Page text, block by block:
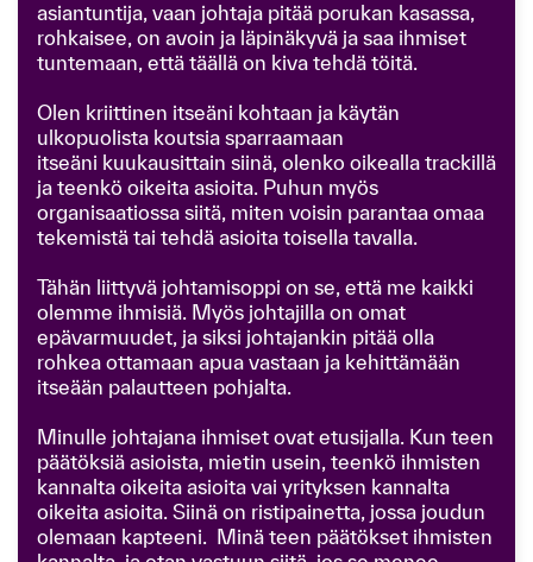
asiantuntija, vaan johtaja pitää porukan kasassa,
rohkaisee, on avoin ja läpinäkyvä ja saa ihmiset
tuntemaan, että täällä on kiva tehdä töitä.
Olen kriittinen itseäni kohtaan ja käytän
ulkopuolista koutsia sparraamaan
itseäni kuukausittain siinä, olenko oikealla trackillä
ja teenkö oikeita asioita. Puhun myös
organisaatiossa siitä, miten voisin parantaa omaa
tekemistä tai tehdä asioita toisella tavalla.
Tähän liittyvä johtamisoppi on se, että me kaikki
olemme ihmisiä. Myös johtajilla on omat
epävarmuudet, ja siksi johtajankin pitää olla
rohkea ottamaan apua vastaan ja kehittämään
itseään palautteen pohjalta.
Minulle johtajana ihmiset ovat etusijalla. Kun teen
päätöksiä asioista, mietin usein, teenkö ihmisten
kannalta oikeita asioita vai yrityksen kannalta
oikeita asioita. Siinä on ristipainetta, jossa joudun
olemaan kapteeni. Minä teen päätökset ihmisten